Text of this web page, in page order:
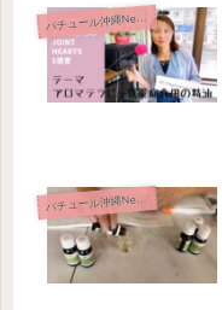
パ
チュール沖縄News
パ
チュール沖縄News